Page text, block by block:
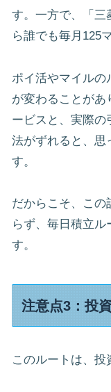
す。一方で、「三
ら誰でも毎月125
ポイ活やマイルの
が変わることがあ
ービスと、実際の
法がずれると、思
す。
だからこそ、この
らず、毎日積立ル
す。
注意点3：投
このルートは、投